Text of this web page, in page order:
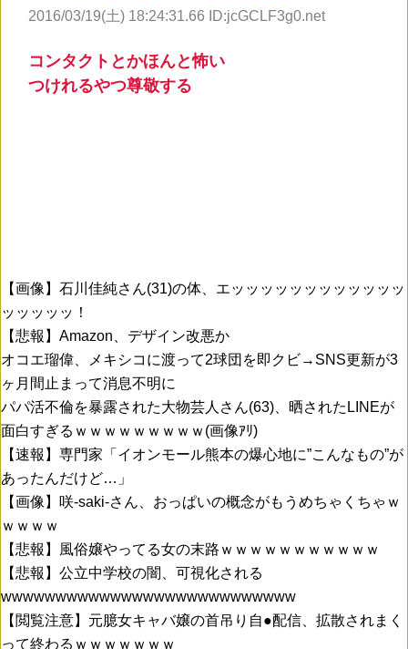
2016/03/19(土) 18:24:31.66 ID:jcGCLF3g0.net
コンタクトとかほんと怖い
つけれるやつ尊敬する
【画像】石川佳純さん(31)の体、エッッッッッッッッッッッッ
ッッッッッ！
【悲報】Amazon、デザイン改悪か
オコエ瑠偉、メキシコに渡って2球団を即クビ→SNS更新が3
ヶ月間止まって消息不明に
パパ活不倫を暴露された大物芸人さん(63)、晒されたLINEが
面白すぎるｗｗｗｗｗｗｗｗｗ(画像ｱﾘ)
【速報】専門家「イオンモール熊本の爆心地に”こんなもの”が
あったんだけど…」
【画像】咲-saki-さん、おっぱいの概念がもうめちゃくちゃｗ
ｗｗｗｗ
【悲報】風俗嬢やってる女の末路ｗｗｗｗｗｗｗｗｗｗｗ
【悲報】公立中学校の闇、可視化される
wwwwwwwwwwwwwwwwwwwwwwwwwww
【閲覧注意】元臆女キャバ嬢の首吊り自●配信、拡散されまく
って終わるｗｗｗｗｗｗｗ